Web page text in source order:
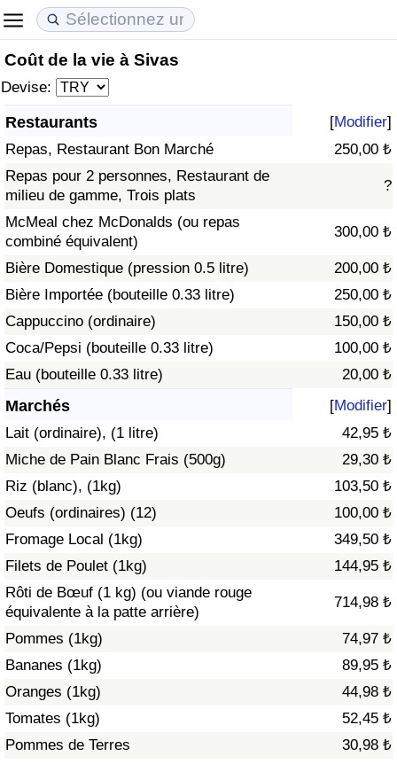
Coût de la vie à Sivas
Devise:
Restaurants [Modifier]
Repas, Restaurant Bon Marché
250,00 ₺
Repas pour 2 personnes, Restaurant de
milieu de gamme, Trois plats
?
McMeal chez McDonalds (ou repas
combiné équivalent)
300,00 ₺
Bière Domestique (pression 0.5 litre)
200,00 ₺
Bière Importée (bouteille 0.33 litre)
250,00 ₺
Cappuccino (ordinaire)
150,00 ₺
Coca/Pepsi (bouteille 0.33 litre)
100,00 ₺
Eau (bouteille 0.33 litre)
20,00 ₺
Marchés [Modifier]
Lait (ordinaire), (1 litre)
42,95 ₺
Miche de Pain Blanc Frais (500g)
29,30 ₺
Riz (blanc), (1kg)
103,50 ₺
Oeufs (ordinaires) (12)
100,00 ₺
Fromage Local (1kg)
349,50 ₺
Filets de Poulet (1kg)
144,95 ₺
Rôti de Bœuf (1 kg) (ou viande rouge
équivalente à la patte arrière)
714,98 ₺
Pommes (1kg)
74,97 ₺
Bananes (1kg)
89,95 ₺
Oranges (1kg)
44,98 ₺
Tomates (1kg)
52,45 ₺
Pommes de Terres
30,98 ₺
Coût de la vie
Indice du Coût de la Vie
Indice du coût de la vie par pays
à Akaba
Prix de l'immobilier
Indice des Prix de l'immobilier
Indice des Prix de l'immobilier par Pays
Qualité de Vie
Indice de Qualité de Vie (Actuel)
Indice de qualité de vie par pays
Criminalité
Indice de Criminalité (Actuel)
Indice de Criminalité
Indice de criminalité par pays
Soins de santé
Indice des soins de santé (Actuel)
Indice des soins de santé
Indice des soins de santé par Pays
Pollution
Indice de pollution
Indice de Pollution par Pays